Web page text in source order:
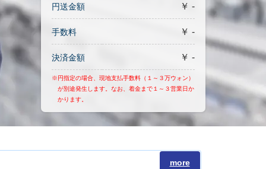
円送金額 ￥ -
手数料 ￥ -
決済金額 ￥ -
※円指定の場合、現地支払手数料（１～３万ウォン）
が別途発生します。なお、着金まで１～３営業日か
かります。
more